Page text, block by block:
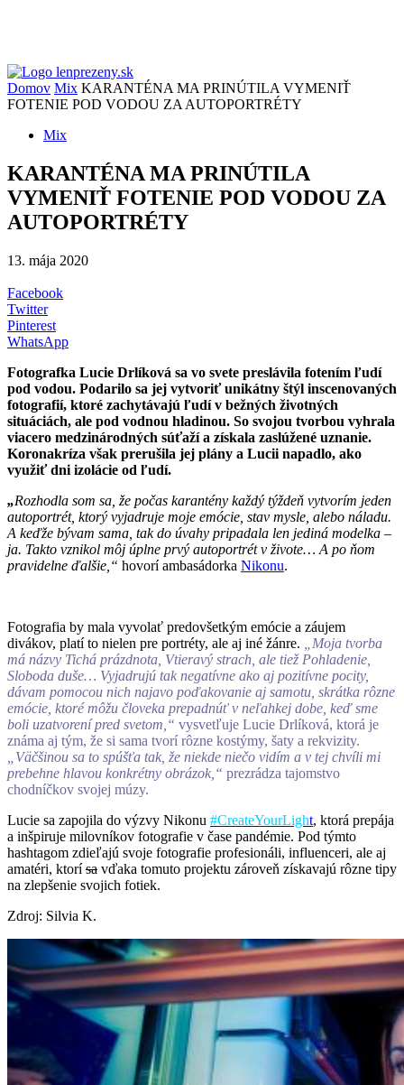
Domov Mix KARANTÉNA MA PRINÚTILA VYMENIŤ
FOTENIE POD VODOU ZA AUTOPORTRÉTY
Mix
KARANTÉNA MA PRINÚTILA
VYMENIŤ FOTENIE POD VODOU ZA
AUTOPORTRÉTY
13. mája 2020
Facebook
Twitter
Pinterest
WhatsApp
Fotografka Lucie Drlíková sa vo svete preslávila fotením ľudí
pod vodou. Podarilo sa jej vytvoriť unikátny štýl inscenovaných
fotografií, ktoré zachytávajú ľudí v bežných životných
situáciách, ale pod vodnou hladinou. So svojou tvorbou vyhrala
viacero medzinárodných súťaží a získala zaslúžené uznanie.
Koronakríza však prerušila jej plány a Lucii napadlo, ako
využiť dni izolácie od ľudí.
„Rozhodla som sa, že počas karantény každý týždeň vytvorím jeden
autoportrét, ktorý vyjadruje moje emócie, stav mysle, alebo náladu.
A keďže bývam sama, tak do úvahy pripadala len jediná modelka –
ja. Takto vznikol môj úplne prvý autoportrét v živote… A po ňom
pravidelne ďalšie,“ hovorí ambasádorka Nikonu.
Fotografia by mala vyvolať predovšetkým emócie a záujem
divákov, platí to nielen pre portréty, ale aj iné žánre.
„Moja tvorba
má názvy Tichá prázdnota, Vtieravý strach, ale tiež Pohladenie,
Sloboda duše… Vyjadrujú tak negatívne ako aj pozitívne pocity,
dávam pomocou nich najavo poďakovanie aj samotu, skrátka rôzne
emócie, ktoré môžu človeka prepadnúť v neľahkej dobe, keď sme
boli uzatvorení pred svetom,“ vysvetľuje Lucie Drlíková, ktorá je
známa aj tým, že si sama tvorí rôzne kostýmy, šaty a rekvizity.
„Väčšinou sa to spúšťa tak, že niekde niečo vidím a v tej chvíli mi
prebehne hlavou konkrétny obrázok,“ prezrádza tajomstvo
chodníčkov svojej múzy.
Lucie sa zapojila do výzvy Nikonu #CreateYourLight, ktorá prepája
a inšpiruje milovníkov fotografie v čase pandémie. Pod týmto
hashtagom zdieľajú svoje fotografie profesionáli, influenceri, ale aj
amatéri, ktorísa vďaka tomuto projektu zároveň získavajú rôzne tipy
na zlepšenie svojich fotiek.
Zdroj: Silvia K.